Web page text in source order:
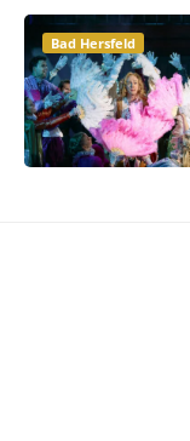
Bad Hersfeld